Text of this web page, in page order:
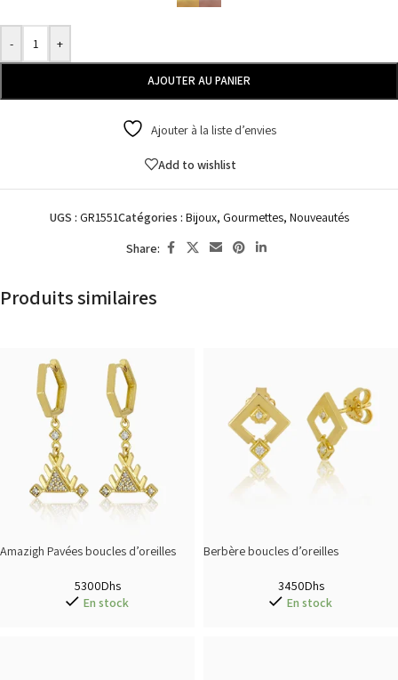
- +
AJOUTER AU PANIER
Ajouter à la liste d’envies
Add to wishlist
UGS : GR1551Catégories : Bijoux, Gourmettes, Nouveautés
Share:
Produits similaires
Amazigh Pavées boucles d’oreilles
5300Dhs
En stock
Berbère boucles d’oreilles
3450Dhs
En stock